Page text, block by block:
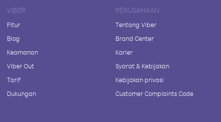
VIBER
Fitur
Blog
Keamanan
Viber Out
Tarif
Dukungan
PERUSAHAAN
Tentang Viber
Brand Center
Karier
Syarat & Kebijakan
Kebijakan privasi
Customer Complaints Code